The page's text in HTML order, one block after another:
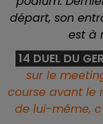
départ, son
est à
14 DUEL DU
sur le
course avant le
de lui-même,